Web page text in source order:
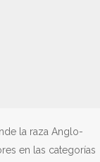
la raza Anglo-
en las categorías